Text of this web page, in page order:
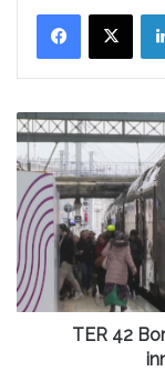
TER
42
Bordeaux-
Le
Verdon
une
ligne
aux
innombrables
TER 42